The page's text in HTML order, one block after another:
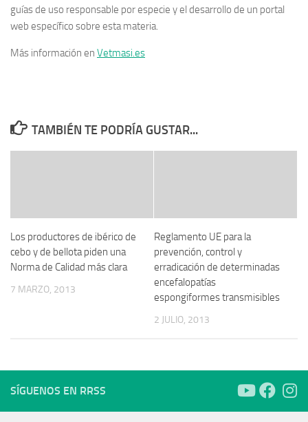
guías de uso responsable por especie y el desarrollo de un portal
web específico sobre esta materia.
Más información en Vetmasi.es
TAMBIÉN TE PODRÍA GUSTAR...
Los productores de ibérico de
cebo y de bellota piden una
Norma de Calidad más clara
7 MARZO, 2013
Reglamento UE para la
prevención, control y
erradicación de determinadas
encefalopatías
espongiformes transmisibles
2 JULIO, 2013
SÍGUENOS EN RRSS